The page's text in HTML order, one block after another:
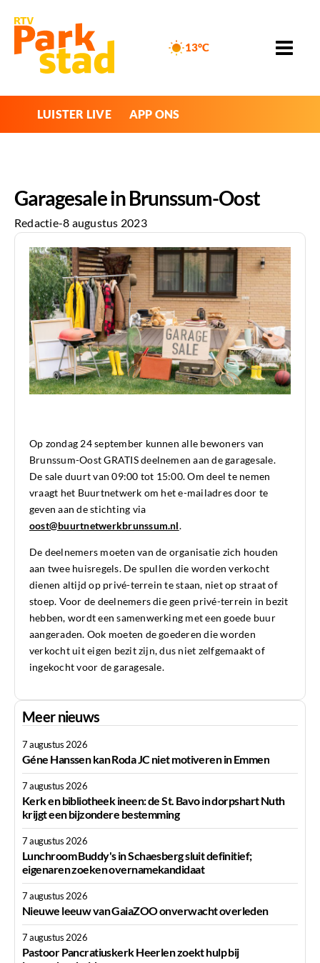
13°C
LUISTER LIVE APP ONS
Garagesale in Brunssum-Oost
Redactie-8 augustus 2023
Op zondag 24 september kunnen alle bewoners van
Brunssum-Oost GRATIS deelnemen aan de garagesale.
De sale duurt van 09:00 tot 15:00. Om deel te nemen
vraagt het Buurtnetwerk om het e-mailadres door te
geven aan de stichting via
oost@buurtnetwerkbrunssum.nl.
De deelnemers moeten van de organisatie zich houden
aan twee huisregels. De spullen die worden verkocht
dienen altijd op privé-terrein te staan, niet op straat of
stoep. Voor de deelnemers die geen privé-terrein in bezit
hebben, wordt een samenwerking met een goede buur
aangeraden. Ook moeten de goederen die worden
verkocht uit eigen bezit zijn, dus niet zelfgemaakt of
ingekocht voor de garagesale.
Meer nieuws
7 augustus 2026
Géne Hanssen kan Roda JC niet motiveren in Emmen
7 augustus 2026
Kerk en bibliotheek ineen: de St. Bavo in dorpshart Nuth
krijgt een bijzondere bestemming
7 augustus 2026
Lunchroom Buddy's in Schaesberg sluit definitief;
eigenaren zoeken overnamekandidaat
7 augustus 2026
Nieuwe leeuw van GaiaZOO onverwacht overleden
7 augustus 2026
Pastoor Pancratiuskerk Heerlen zoekt hulp bij